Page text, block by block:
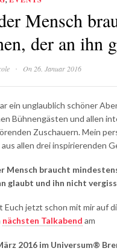
Mensch
der an ihn
· On 26. Januar 2016
ein unglaublich schöner
Bühnengästen und allen
Zuschauern. Mein
aus allen drei inspirierenden
Mensch braucht
glaubt und ihn nicht
Euch jetzt schon mit mir auf
nächsten Talkabend am
2016 im Universum®